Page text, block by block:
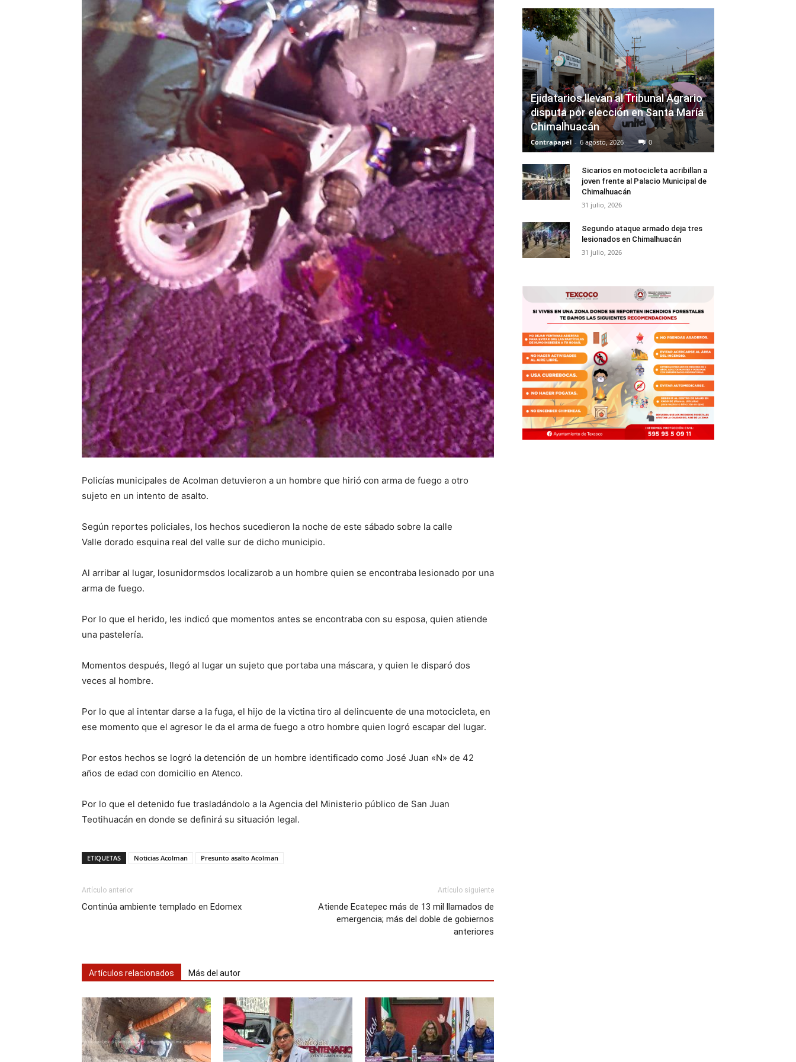
Policías municipales de Acolman detuvieron a un hombre que hirió con arma de fuego a otro
sujeto en un intento de asalto.
Según reportes policiales, los hechos sucedieron la noche de este sábado sobre la calle
Valle dorado esquina real del valle sur de dicho municipio.
Al arribar al lugar, losunidormsdos localizarob a un hombre quien se encontraba lesionado por una
arma de fuego.
Por lo que el herido, les indicó que momentos antes se encontraba con su esposa, quien atiende
una pastelería.
Momentos después, llegó al lugar un sujeto que portaba una máscara, y quien le disparó dos
veces al hombre.
Por lo que al intentar darse a la fuga, el hijo de la victina tiro al delincuente de una motocicleta, en
ese momento que el agresor le da el arma de fuego a otro hombre quien logró escapar del lugar.
Por estos hechos se logró la detención de un hombre identificado como José Juan «N» de 42
años de edad con domicilio en Atenco.
Por lo que el detenido fue trasladándolo a la Agencia del Ministerio público de San Juan
Teotihuacán en donde se definirá su situación legal.
ETIQUETAS Noticias Acolman Presunto asalto Acolman
Artículo anterior
Continúa ambiente templado en Edomex
Artículo siguiente
Atiende Ecatepec más de 13 mil llamados de
emergencia; más del doble de gobiernos
anteriores
Artículos relacionados Más del autor
Ejidatarios llevan al Tribunal Agrario
disputa por elección en Santa María
Chimalhuacán
Contrapapel - 6 agosto, 2026 0
Sicarios en motocicleta acribillan a
joven frente al Palacio Municipal de
Chimalhuacán
31 julio, 2026
Segundo ataque armado deja tres
lesionados en Chimalhuacán
31 julio, 2026